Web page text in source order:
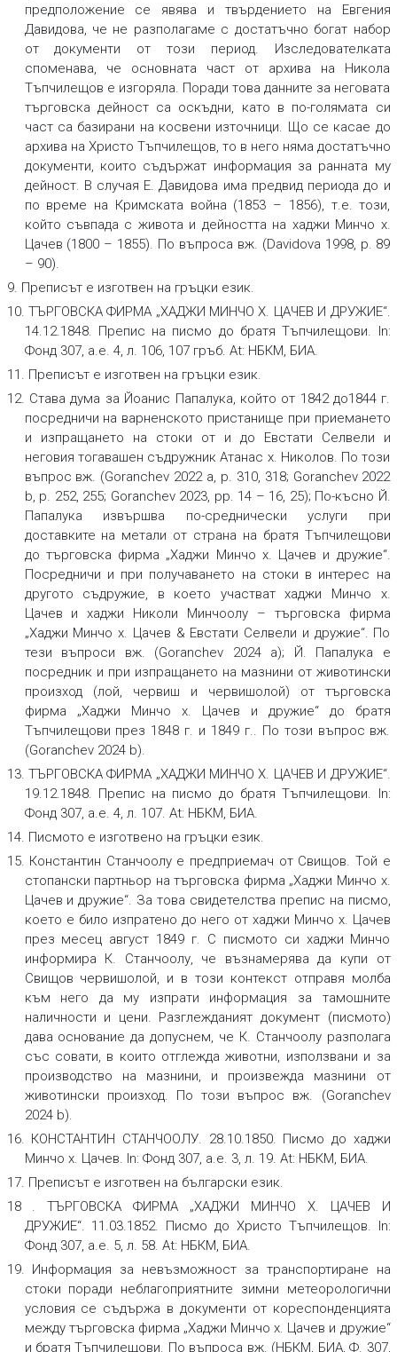
предположение се явява и твърдението на Евгения
Давидова, че не разполагаме с достатъчно богат набор
от документи от този период. Изследователката
споменава, че основната част от архива на Никола
Тъпчилещов е изгоряла. Поради това данните за неговата
търговска дейност са оскъдни, като в по-голямата си
част са базирани на косвени източници. Що се касае до
архива на Христо Тъпчилещов, то в него няма достатъчно
документи, които съдържат информация за ранната му
дейност. В случая Е. Давидова има предвид периода до и
по време на Кримската война (1853 – 1856), т.е. този,
който съвпада с живота и дейността на хаджи Минчо х.
Цачев (1800 – 1855). По въпроса вж. (Davidova 1998, p. 89
– 90).
9. Преписът е изготвен на гръцки език.
10. ТЪРГОВСКА ФИРМА „ХАДЖИ МИНЧО Х. ЦАЧЕВ И ДРУЖИЕ“.
14.12.1848. Препис на писмо до братя Тъпчилещови. In:
Фонд 307, а.е. 4, л. 106, 107 гръб. At: НБКМ, БИА.
11. Преписът е изготвен на гръцки език.
12. Става дума за Йоанис Папалука, който от 1842 до1844 г.
посредничи на варненското пристанище при приемането
и изпращането на стоки от и до Евстати Селвели и
неговия тогавашен съдружник Атанас х. Николов. По този
въпрос вж. (Goranchev 2022 a, p. 310, 318; Goranchev 2022
b, p. 252, 255; Goranchev 2023, pр. 14 – 16, 25); По-късно Й.
Папалука извършва по-среднически услуги при
доставките на метали от страна на братя Тъпчилещови
до търговска фирма „Хаджи Минчо х. Цачев и дружие“.
Посредничи и при получаването на стоки в интерес на
другото съдружие, в което участват хаджи Минчо х.
Цачев и хаджи Николи Минчоолу – търговска фирма
„Хаджи Минчо х. Цачев & Евстати Селвели и дружие“. По
тези въпроси вж. (Goranchev 2024 a); Й. Папалука е
посредник и при изпращането на мазнини от животински
произход (лой, червиш и червишолой) от търговска
фирма „Хаджи Минчо х. Цачев и дружие“ до братя
Тъпчилещови през 1848 г. и 1849 г.. По този въпрос вж.
(Goranchev 2024 b).
13. ТЪРГОВСКА ФИРМА „ХАДЖИ МИНЧО Х. ЦАЧЕВ И ДРУЖИЕ“.
19.12.1848. Препис на писмо до братя Тъпчилещови. In:
Фонд 307, а.е. 4, л. 107. At: НБКМ, БИА.
14. Писмото е изготвено на гръцки език.
15. Константин Станчоолу е предприемач от Свищов. Той е
стопански партньор на търговска фирма „Хаджи Минчо х.
Цачев и дружие“. За това свидетелства препис на писмо,
което е било изпратено до него от хаджи Минчо х. Цачев
през месец август 1849 г. С писмото си хаджи Минчо
информира К. Станчоолу, че възнамерява да купи от
Свищов червишолой, и в този контекст отправя молба
към него да му изпрати информация за тамошните
наличности и цени. Разглежданият документ (писмото)
дава основание да допуснем, че К. Станчоолу разполага
със совати, в които отглежда животни, използвани и за
производство на мазнини, и произвежда мазнини от
животински произход. По този въпрос вж. (Goranchev
2024 b).
16. КОНСТАНТИН СТАНЧООЛУ. 28.10.1850. Писмо до хаджи
Минчо х. Цачев. In: Фонд 307, а.е. 3, л. 19. At: НБКМ, БИА.
17. Преписът е изготвен на български език.
18 . ТЪРГОВСКА ФИРМА „ХАДЖИ МИНЧО Х. ЦАЧЕВ И
ДРУЖИЕ“. 11.03.1852. Писмо до Христо Тъпчилещов. In:
Фонд 307, а.е. 5, л. 58. At: НБКМ, БИА.
19. Информация за невъзможност за транспортиране на
стоки поради неблагоприятните зимни метеорологични
условия се съдържа в документи от кореспонденцията
между търговска фирма „Хаджи Минчо х. Цачев и дружие“
и братя Тъпчилещови. По въпроса вж. (НБКМ, БИА, Ф. 307,